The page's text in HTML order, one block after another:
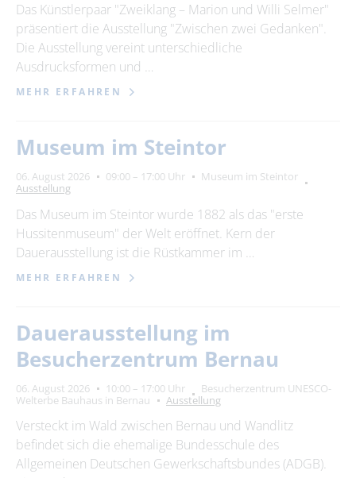
SUCHEN
Das Künstlerpaar "Zweiklang – Marion und Willi Selmer"
präsentiert die Ausstellung "Zwischen zwei Gedanken".
Die Ausstellung vereint unterschiedliche
Ausdrucksformen und …
MEHR ERFAHREN
Museum im Steintor
06. August 2026 09:00 – 17:00 Uhr
Museum im Steintor
Ausstellung
Das Museum im Steintor wurde 1882 als das "erste
Hussitenmuseum" der Welt eröffnet. Kern der
Dauerausstellung ist die Rüstkammer im …
MEHR ERFAHREN
Dauerausstellung im
Besucherzentrum Bernau
06. August 2026 10:00 – 17:00 Uhr
Besucherzentrum UNESCO-
Welterbe Bauhaus in Bernau
Ausstellung
Versteckt im Wald zwischen Bernau und Wandlitz
befindet sich die ehemalige Bundesschule des
Allgemeinen Deutschen Gewerkschaftsbundes (ADGB).